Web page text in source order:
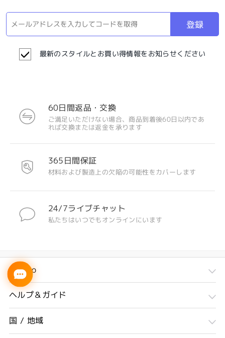
登録
最新のスタイルとお買い得情報をお知らせください
60日間返品・交換
ご満足いただけない場合、商品到着後60日以内であ
れば交換または返金を承ります
365日間保証
材料および製造上の欠陥の可能性をカバーします
24/7ライブチャット
私たちはいつでもオンラインにいます
Firmoo
ヘルプ＆ガイド
国 / 地域